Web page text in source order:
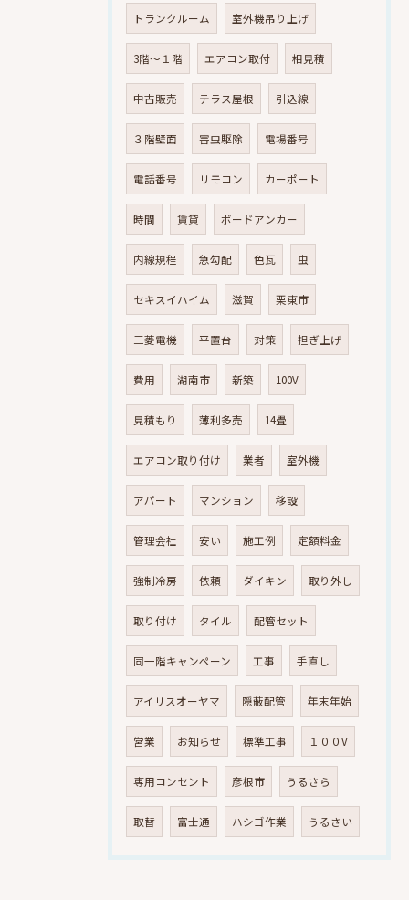
トランクルーム 室外機吊り上げ
3階～１階 エアコン取付 相見積
中古販売 テラス屋根 引込線
３階壁面 害虫駆除 電場番号
電話番号 リモコン カーポート
時間 賃貸 ボードアンカー
内線規程 急勾配 色瓦 虫
セキスイハイム 滋賀 栗東市
三菱電機 平置台 対策 担ぎ上げ
費用 湖南市 新築 100V
見積もり 薄利多売 14畳
エアコン取り付け 業者 室外機
アパート マンション 移設
管理会社 安い 施工例 定額料金
強制冷房 依頼 ダイキン 取り外し
取り付け タイル 配管セット
同一階キャンペーン 工事 手直し
アイリスオーヤマ 隠蔽配管 年末年始
営業 お知らせ 標準工事 １００V
専用コンセント 彦根市 うるさら
取替 富士通 ハシゴ作業 うるさい